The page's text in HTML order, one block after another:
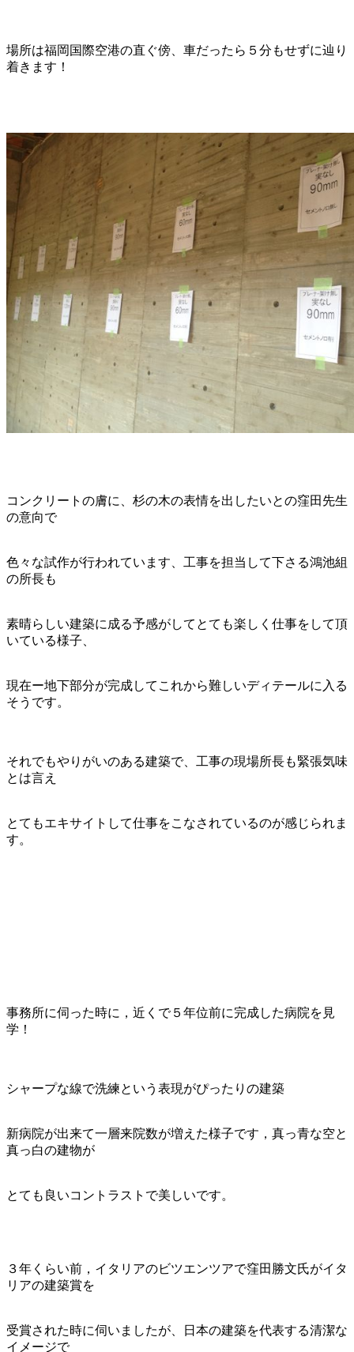
場所は福岡国際空港の直ぐ傍、車だったら５分もせずに辿り
着きます！
コンクリートの膚に、杉の木の表情を出したいとの窪田先生
の意向で
色々な試作が行われています、工事を担当して下さる鴻池組
の所長も
素晴らしい建築に成る予感がしてとても楽しく仕事をして頂
いている様子、
現在ー地下部分が完成してこれから難しいディテールに入る
そうです。
それでもやりがいのある建築で、工事の現場所長も緊張気味
とは言え
とてもエキサイトして仕事をこなされているのが感じられま
す。
事務所に伺った時に，近くで５年位前に完成した病院を見
学！
シャープな線で洗練という表現がぴったりの建築
新病院が出来て一層来院数が増えた様子です，真っ青な空と
真っ白の建物が
とても良いコントラストで美しいです。
３年くらい前，イタリアのビツエンツアで窪田勝文氏がイタ
リアの建築賞を
受賞された時に伺いましたが、日本の建築を代表する清潔な
イメージで